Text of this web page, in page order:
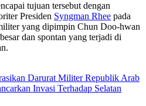
tujuan tersebut dengan
Presiden Syngman Rhee pada
yang dipimpin Chun Doo-hwan
dan spontan yang terjadi di
Darurat MiliterRepublik Arab
Invasi Terhadap Selatan